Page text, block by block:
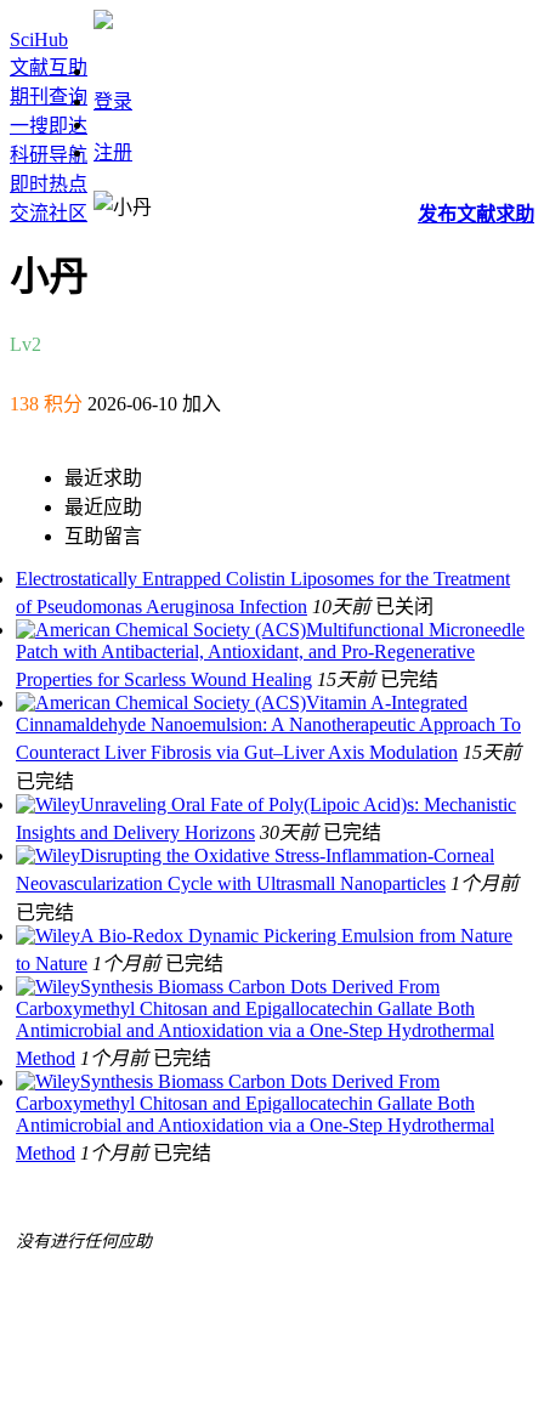
SciHub
文献互助
期刊查询
一搜即达
科研导航
即时热点
交流社区
登录
注册
发布文献求助
小丹
Lv2
138 积分 2026-06-10 加入
最近求助
最近应助
互助留言
Electrostatically Entrapped Colistin Liposomes for the Treatment
of Pseudomonas Aeruginosa Infection 10天前 已关闭
Multifunctional Microneedle
Patch with Antibacterial, Antioxidant, and Pro-Regenerative
Properties for Scarless Wound Healing 15天前 已完结
Vitamin A-Integrated
Cinnamaldehyde Nanoemulsion: A Nanotherapeutic Approach To
Counteract Liver Fibrosis via Gut–Liver Axis Modulation 15天前
已完结
Unraveling Oral Fate of Poly(Lipoic Acid)s: Mechanistic
Insights and Delivery Horizons 30天前 已完结
Disrupting the Oxidative Stress-Inflammation-Corneal
Neovascularization Cycle with Ultrasmall Nanoparticles 1个月前
已完结
A Bio‐Redox Dynamic Pickering Emulsion from Nature
to Nature 1个月前 已完结
Synthesis Biomass Carbon Dots Derived From
Carboxymethyl Chitosan and Epigallocatechin Gallate Both
Antimicrobial and Antioxidation via a One‐Step Hydrothermal
Method 1个月前 已完结
Synthesis Biomass Carbon Dots Derived From
Carboxymethyl Chitosan and Epigallocatechin Gallate Both
Antimicrobial and Antioxidation via a One‐Step Hydrothermal
Method 1个月前 已完结
没有进行任何应助